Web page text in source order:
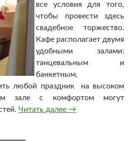
все условия для того,
чтобы провести здесь
свадебное торжество.
Кафе располагает двумя
удобными залами:
танцевальным и
банкетным,
любой праздник на высоком
зале с комфортом могут
Читать далее Кафе «Аллегро»
→